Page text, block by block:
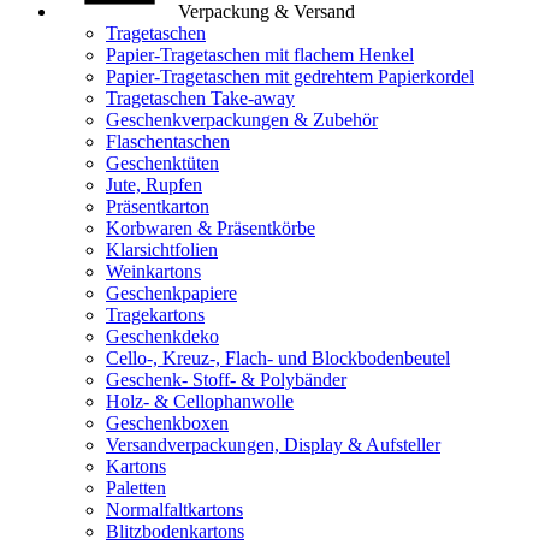
Verpackung & Versand
Tragetaschen
Papier-Tragetaschen mit flachem Henkel
Papier-Tragetaschen mit gedrehtem Papierkordel
Tragetaschen Take-away
Geschenkverpackungen & Zubehör
Flaschentaschen
Geschenktüten
Jute, Rupfen
Präsentkarton
Korbwaren & Präsentkörbe
Klarsichtfolien
Weinkartons
Geschenkpapiere
Tragekartons
Geschenkdeko
Cello-, Kreuz-, Flach- und Blockbodenbeutel
Geschenk- Stoff- & Polybänder
Holz- & Cellophanwolle
Geschenkboxen
Versandverpackungen, Display & Aufsteller
Kartons
Paletten
Normalfaltkartons
Blitzbodenkartons